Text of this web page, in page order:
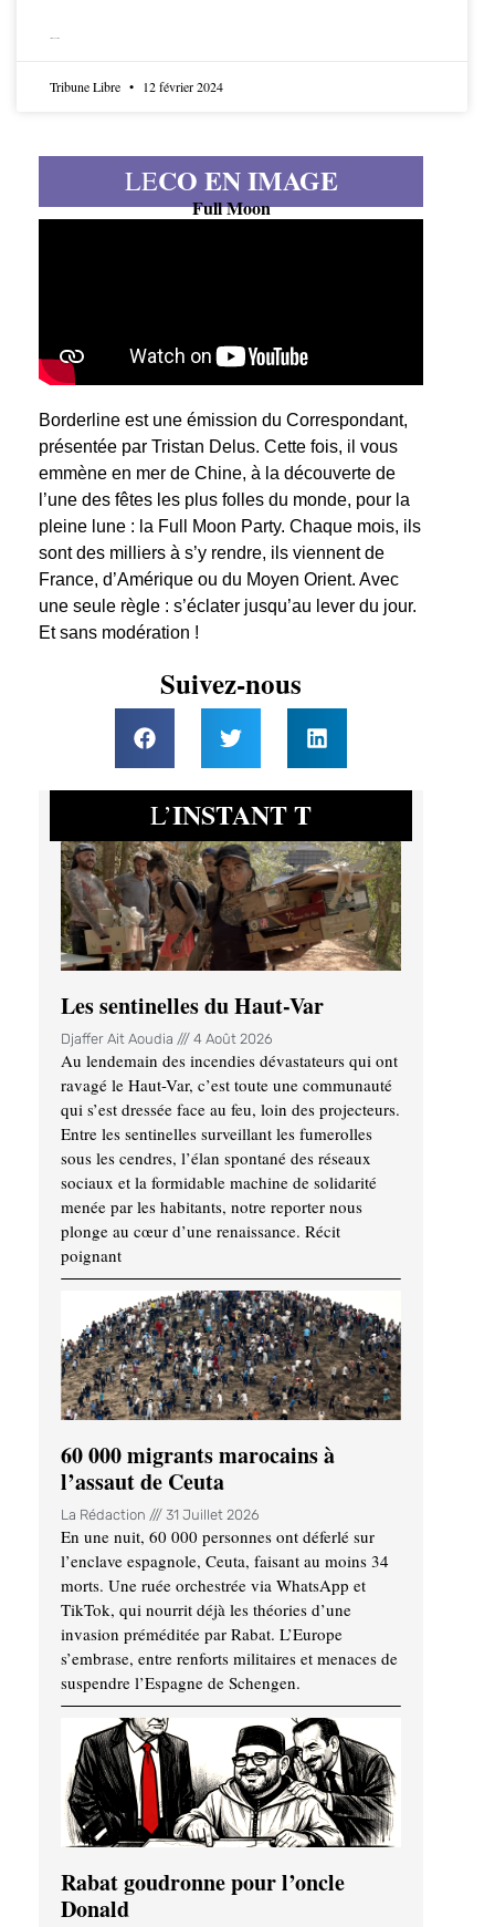
Tribune Libre 12 février 2024
LECO EN IMAGE
Full Moon
Borderline est une émission du Correspondant,
présentée par Tristan Delus. Cette fois, il vous
emmène en mer de Chine, à la découverte de
l’une des fêtes les plus folles du monde, pour la
pleine lune : la Full Moon Party. Chaque mois, ils
sont des milliers à s’y rendre, ils viennent de
France, d’Amérique ou du Moyen Orient. Avec
une seule règle : s’éclater jusqu’au lever du jour.
Et sans modération !
Suivez-nous
L’INSTANT T
Les sentinelles du Haut-Var
Djaffer Ait Aoudia 4 Août 2026
Au lendemain des incendies dévastateurs qui ont
ravagé le Haut-Var, c’est toute une communauté
qui s’est dressée face au feu, loin des projecteurs.
Entre les sentinelles surveillant les fumerolles
sous les cendres, l’élan spontané des réseaux
sociaux et la formidable machine de solidarité
menée par les habitants, notre reporter nous
plonge au cœur d’une renaissance. Récit
poignant
60 000 migrants marocains à
l’assaut de Ceuta
La Rédaction 31 Juillet 2026
En une nuit, 60 000 personnes ont déferlé sur
l’enclave espagnole, Ceuta, faisant au moins 34
morts. Une ruée orchestrée via WhatsApp et
TikTok, qui nourrit déjà les théories d’une
invasion préméditée par Rabat. L’Europe
s’embrase, entre renforts militaires et menaces de
suspendre l’Espagne de Schengen.
Rabat goudronne pour l’oncle
Donald